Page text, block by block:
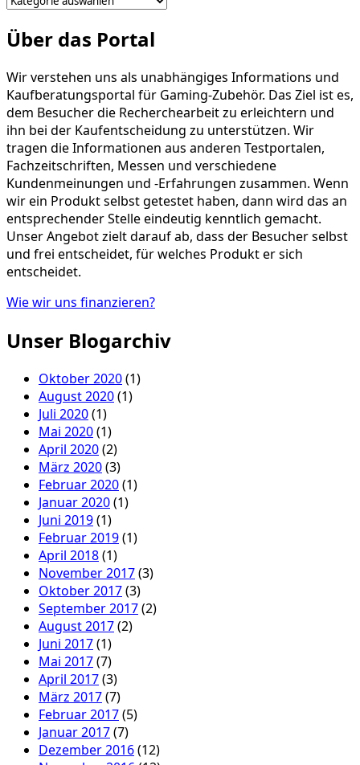
Über das Portal
Wir verstehen uns als unabhängiges Informations und
Kaufberatungsportal für Gaming-Zubehör. Das Ziel ist es,
dem Besucher die Recherchearbeit zu erleichtern und
ihn bei der Kaufentscheidung zu unterstützen. Wir
tragen die Informationen aus anderen Testportalen,
Fachzeitschriften, Messen und verschiedene
Kundenmeinungen und -Erfahrungen zusammen. Wenn
wir ein Produkt selbst getestet haben, dann wird das an
entsprechender Stelle eindeutig kenntlich gemacht.
Unser Angebot zielt darauf ab, dass der Besucher selbst
und frei entscheidet, für welches Produkt er sich
entscheidet.
Wie wir uns finanzieren?
Unser Blogarchiv
Oktober 2020(1)
August 2020(1)
Juli 2020(1)
Mai 2020(1)
April 2020(2)
März 2020(3)
Februar 2020(1)
Januar 2020(1)
Juni 2019(1)
Februar 2019(1)
April 2018(1)
November 2017(3)
Oktober 2017(3)
September 2017(2)
August 2017(2)
Juni 2017(1)
Mai 2017(7)
April 2017(3)
März 2017(7)
Februar 2017(5)
Januar 2017(7)
Dezember 2016(12)